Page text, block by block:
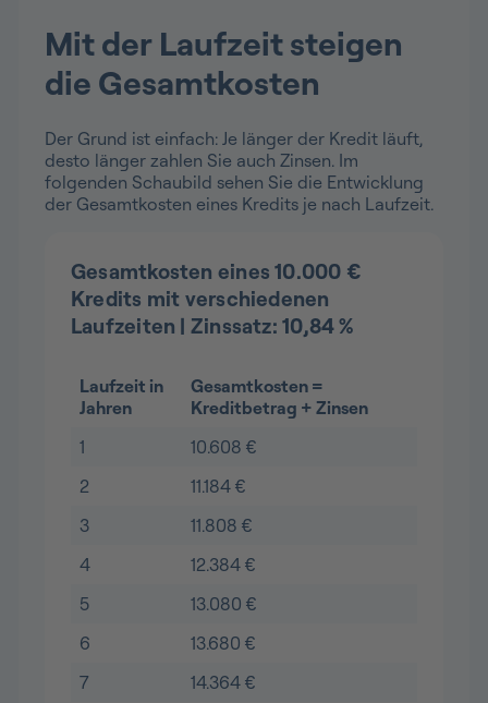
Mit der Laufzeit steigen
die Gesamtkosten
Der Grund ist einfach: Je länger der Kredit läuft,
desto länger zahlen Sie auch Zinsen. Im
folgenden Schaubild sehen Sie die Entwicklung
der Gesamtkosten eines Kredits je nach Laufzeit.
Gesamtkosten eines 10.000 €
Kredits mit verschiedenen
Laufzeiten | Zinssatz: 10,84 %
Laufzeit in
Jahren
Gesamtkosten =
Kreditbetrag + Zinsen
1
10.608 €
2
11.184 €
3
11.808 €
4
12.384 €
5
13.080 €
6
13.680 €
7
14.364 €